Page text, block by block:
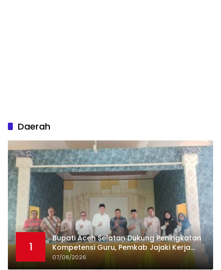
Daerah
1
Bupati Aceh Selatan Dukung Peningkatan
Kompetensi Guru, Pemkab Jajaki Kerja
Sama dengan Pascasarjana USK
07/08/2026